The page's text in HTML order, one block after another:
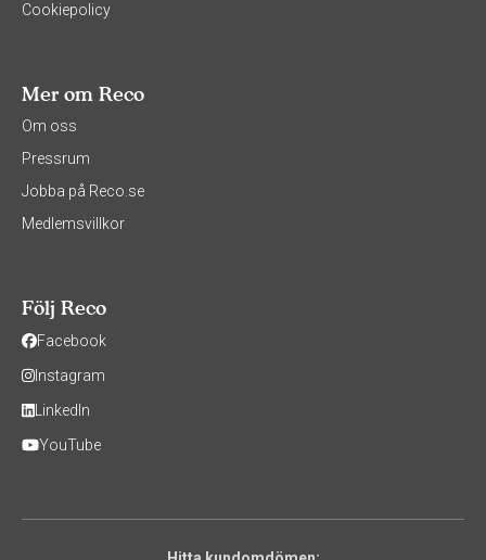
Cookiepolicy
Mer om Reco
Om oss
Pressrum
Jobba på Reco.se
Medlemsvillkor
Följ Reco
Facebook
Instagram
LinkedIn
YouTube